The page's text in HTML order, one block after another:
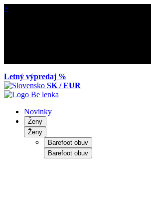
×
Letný výpredaj %
SK / EUR
Novinky
Ženy
Ženy
Barefoot obuv
Barefoot obuv